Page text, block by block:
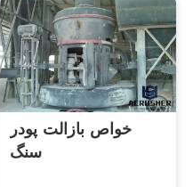
خواص بازالت پودر
سنگ